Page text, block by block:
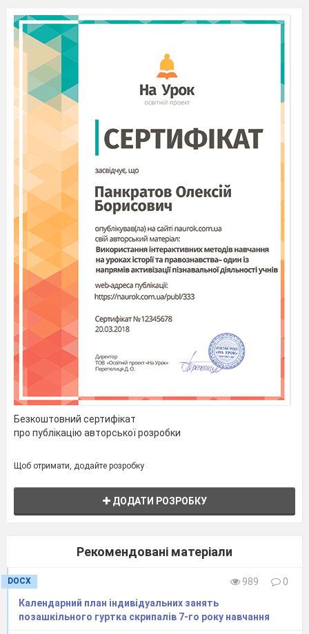
складних
пальцями.
12.
переходів у
позицію
Прищеплення
самокритичного
індивідуального
ансамблевих та
партій.
13.
Інтонування
Інтонація при
14.
Інтонування
Інтонація при
Безкоштовний сертифікат
про публікацію авторської розробки
Щоб отримати, додайте розробку
ДОДАТИ РОЗРОБКУ
Рекомендовані матеріали
DOCX 989
0
Календарний план індивідуальних занять
позашкільного гуртка скрипалів 7-го року навчання